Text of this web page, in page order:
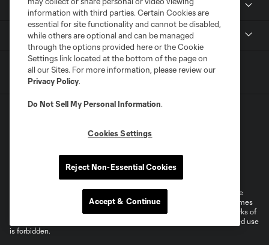
Get in Touch
Privacy Policy
Do Not Sell or Share My Personal Information
Cookies Settings
©2026 MLS. The Major League Soccer and MLS name and shield are
registered trademarks of Major League Soccer, L.L.C. (“MLS”). The names
and logos of MLS teams are registered and/or common law trademarks of
MLS or are used with the permission of their owners. Any unauthorized use
is forbidden.
information with third parties. Certain Cookies are
essential for site functionality and cannot be disabled,
while others are optional and can be managed
through the options provided here or the Cookie
Settings link located at the bottom of the page on
all our Sites. For more information, please review our
Privacy Policy.
Do Not Sell My Personal Information.
Cookies Settings
Reject Non-Essential Cookies
Accept & Continue